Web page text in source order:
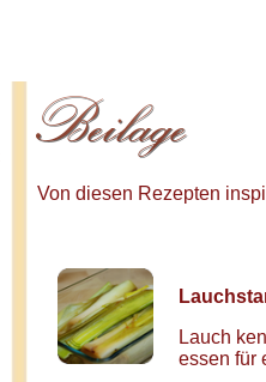
Von diesen Rezepten
Lauch
essen für